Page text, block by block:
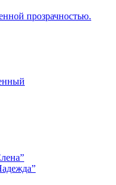
прозрачностью.